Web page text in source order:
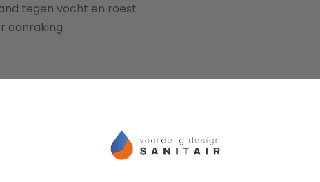
tegen vocht en roest
aanraking
roestvrij
Het
bestand tegen
vochtige ruimtes